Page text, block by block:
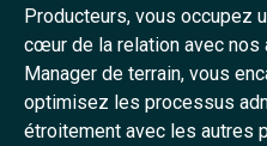
Producteurs, vous occupez
cœur de la relation avec nos
Manager de terrain, vous
optimisez les processus
étroitement avec les autres